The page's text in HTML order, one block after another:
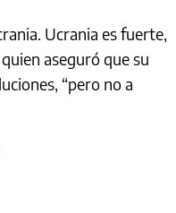
Ucrania es fuerte,
aseguró que su
“pero no a